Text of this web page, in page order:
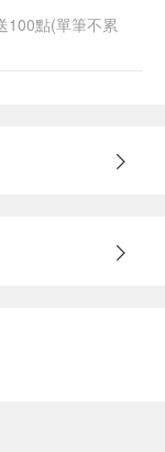
100點(單筆不累